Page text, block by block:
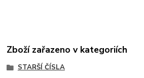
Zboží zařazeno v kategoriích
STARŠÍ ČÍSLA